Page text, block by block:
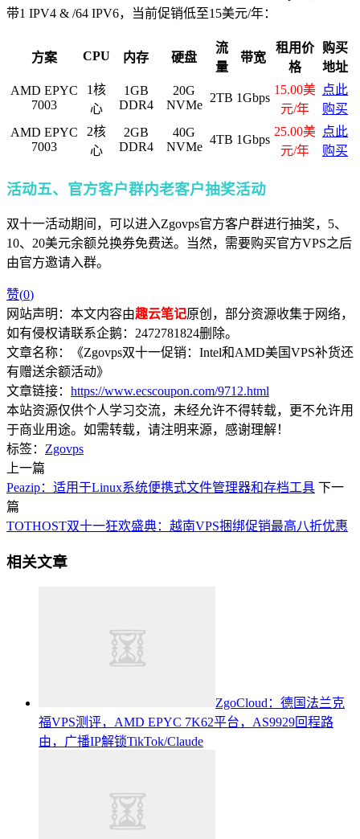
带1 IPV4 & /64 IPV6，当前促销低至15美元/年：
方案 CPU 内存 硬盘
流
量
带宽
租用价
格
购买
地址
AMD EPYC
7003
1核
心
1GB
DDR4
20G
NVMe
2TB 1Gbps
15.00美
元/年
点此
购买
AMD EPYC
7003
2核
心
2GB
DDR4
40G
NVMe
4TB 1Gbps
25.00美
元/年
点此
购买
活动五、官方客户群内老客户抽奖活动
双十一活动期间，可以进入Zgovps官方客户群进行抽奖，5、
10、20美元余额兑换券免费送。当然，需要购买官方VPS之后
由官方邀请入群。
赞(0)
网站声明：本文内容由趣云笔记原创，部分资源收集于网络，
如有侵权请联系企鹅：2472781824删除。
文章名称：《Zgovps双十一促销：Intel和AMD美国VPS补货还
有赠送余额活动》
文章链接： https://www.ecscoupon.com/9712.html
本站资源仅供个人学习交流，未经允许不得转载，更不允许用
于商业用途。如需转载，请注明来源，感谢理解！
标签： Zgovps
上一篇
Peazip：适用于Linux系统便携式文件管理器和存档工具 下一
篇
TOTHOST双十一狂欢盛典：越南VPS捆绑促销最高八折优惠
相关文章
ZgoCloud：德国法兰克
福VPS测评，AMD EPYC 7K62平台，AS9929回程路
由，广播IP解锁TikTok/Claude